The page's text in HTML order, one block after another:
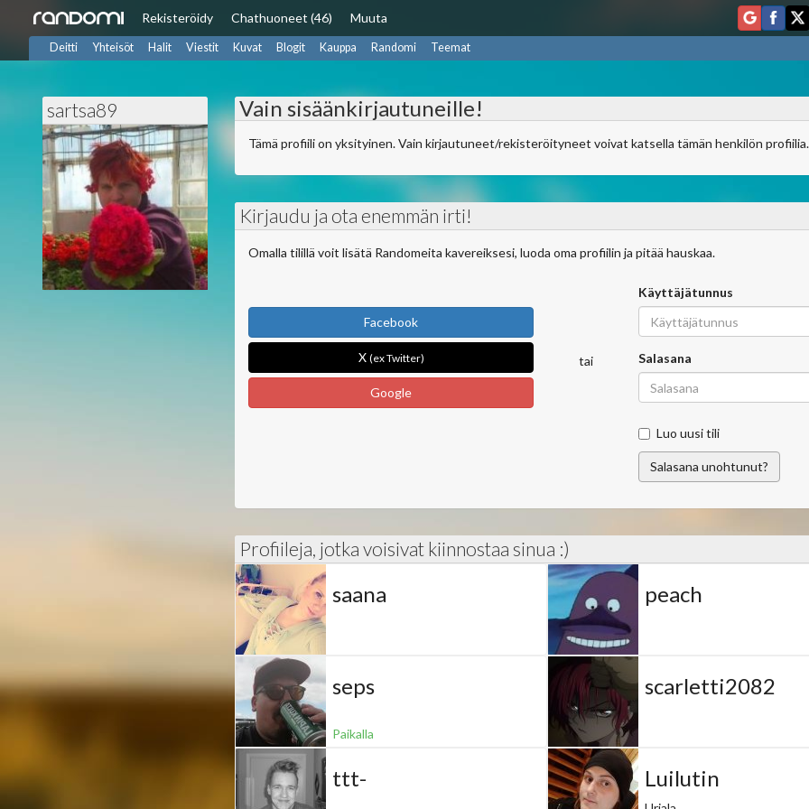
Rekisteröidy Chathuoneet (46) Muuta
Deitti Yhteisöt Halit Viestit Kuvat Blogit Kauppa Randomi Teemat
sartsa89 Vain sisäänkirjautuneille!
Tämä profiili on yksityinen. Vain kirjautuneet/rekisteröityneet voivat katsella tämän henkilön profiilia.
Kirjaudu ja ota enemmän irti!
Omalla tilillä voit lisätä Randomeita kavereiksesi, luoda oma profiilin ja pitää hauskaa.
Facebook
X (ex Twitter)
Google
tai
Käyttäjätunnus
Salasana
Luo uusi tili
Salasana unohtunut?
Profiileja, jotka voisivat kiinnostaa sinua :)
saana peach
seps
Paikalla
scarletti2082
ttt- Luilutin